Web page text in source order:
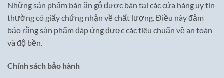
Những sản phẩm bàn ăn gỗ được bán tại các cửa hàng uy tín
thường có giấy chứng nhận về chất lượng. Điều này đảm
bảo rằng sản phẩm đáp ứng được các tiêu chuẩn về an toàn
và độ bền.
Chính sách bảo hành